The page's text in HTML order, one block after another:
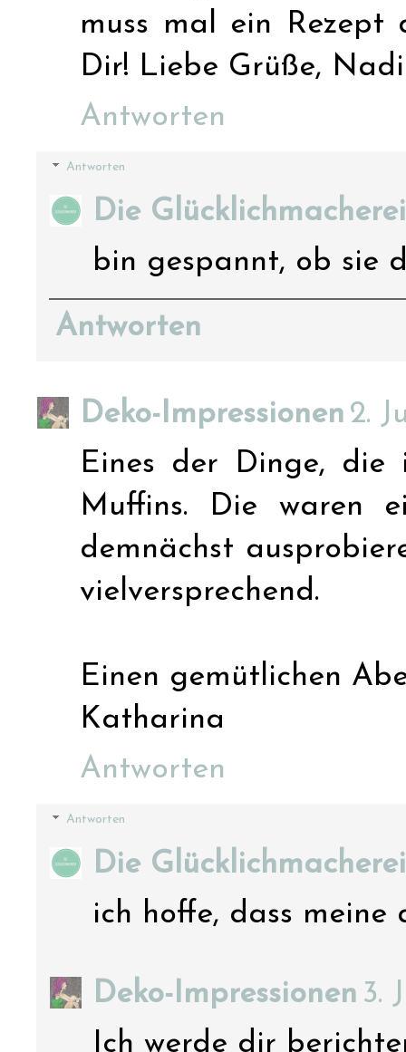
muss mal ein
Dir! Liebe Grüße,
Antworten
Antworten
Die Glücklichmacherei
bin gespannt, ob sie
Antworten
Deko-Impressionen 2.
Eines der Dinge, die
Muffins. Die waren
demnächst
vielversprechend.
Einen gemütlichen
Katharina
Antworten
Antworten
Die Glücklichmacherei
ich hoffe, dass
Deko-Impressionen 3.
Ich werde dir